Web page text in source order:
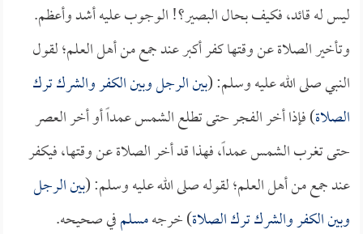
ليس له قائد، فكيف بحال البصير؟! الوجوب عليه أشد وأعظم.
وتأخير الصلاة عن وقتها كفر أكبر عند جمع من أهل العلم؛ لقول
النبي صلى الله عليه وسلم: (بين الرجل وبين الكفر والشرك ترك
الصلاة) فإذا أخر الفجر حتى تطلع الشمس عمداً أو أخر العصر
حتى تغرب الشمس عمداً، فهذا قد أخر الصلاة عن وقتها، فيكفر
عند جمع من أهل العلم؛ لقوله صلى الله عليه وسلم: (بين الرجل
وبين الكفر والشرك ترك الصلاة) خرجهمسلمفي صحيحه.